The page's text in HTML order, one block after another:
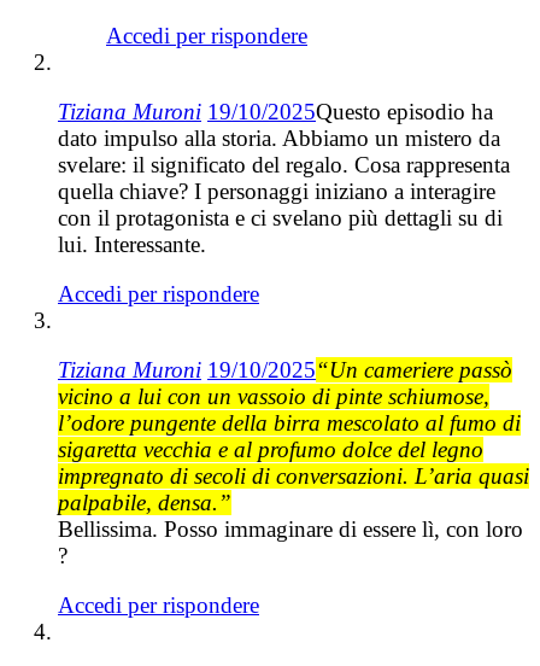
Accedi per rispondere
Tiziana Muroni 19/10/2025Questo episodio ha
dato impulso alla storia. Abbiamo un mistero da
svelare: il significato del regalo. Cosa rappresenta
quella chiave? I personaggi iniziano a interagire
con il protagonista e ci svelano più dettagli su di
lui. Interessante.
Accedi per rispondere
Tiziana Muroni 19/10/2025“Un cameriere passò
vicino a lui con un vassoio di pinte schiumose,
l’odore pungente della birra mescolato al fumo di
sigaretta vecchia e al profumo dolce del legno
impregnato di secoli di conversazioni. L’aria quasi
palpabile, densa.”
Bellissima. Posso immaginare di essere lì, con loro
?
Accedi per rispondere